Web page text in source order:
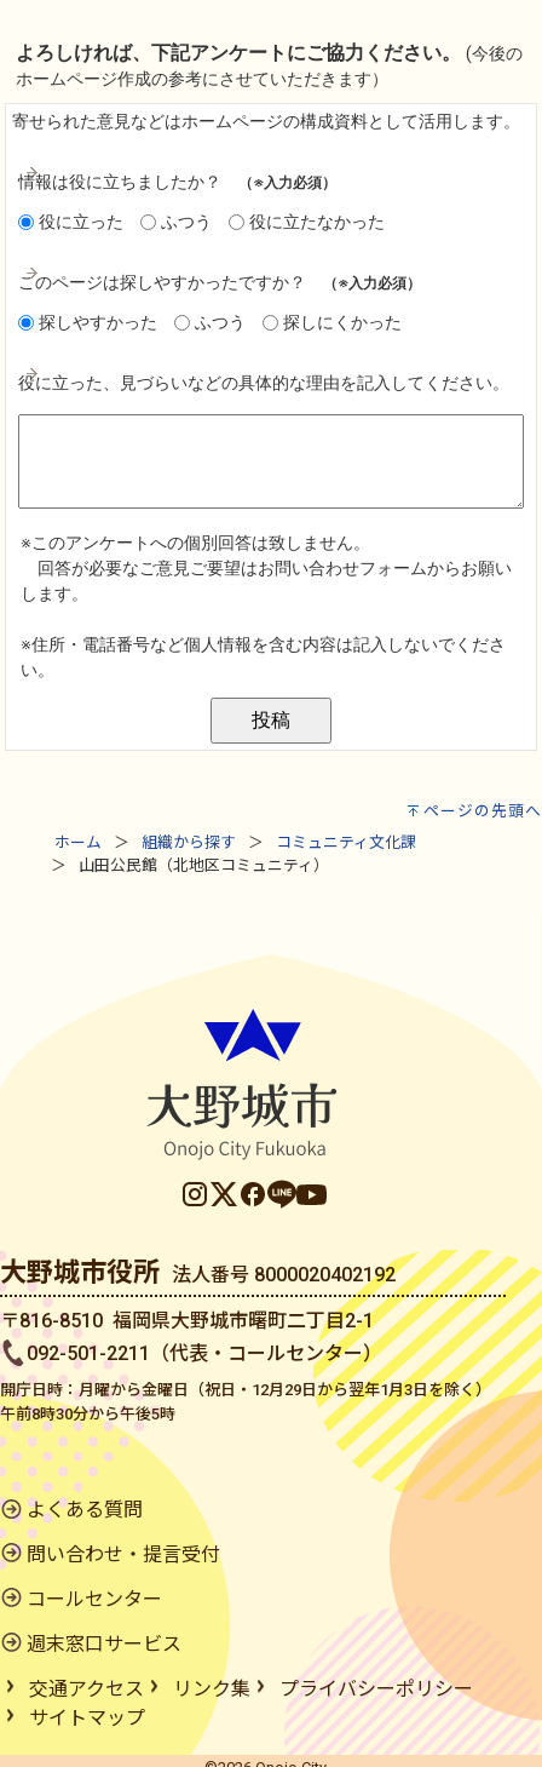
ページの先頭へ
ホーム
組織から探す
コミュニティ文化課
山田公民館（北地区コミュニティ）
大野城市役所 法人番号 8000020402192
〒816-8510 福岡県大野城市曙町二丁目2-1
092-501-2211（代表・コールセンター）
開庁日時：月曜から金曜日（祝日・12月29日から翌年1月3日を除く）
午前8時30分から午後5時
よくある質問
問い合わせ・提言受付
コールセンター
週末窓口サービス
交通アクセス
リンク集
プライバシーポリシー
サイトマップ